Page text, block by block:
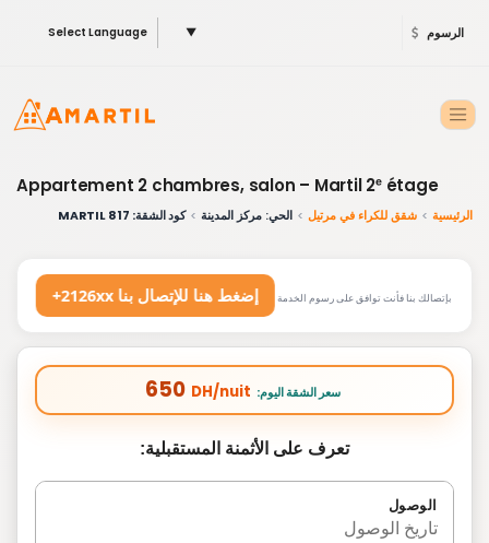
Select Language ▼ الرسوم
Appartement 2 chambres, salon – Martil 2ᵉ étage
الرئيسية شقق للكراء في مرتيل الحي: مركز المدينة كود الشقة: 817 MARTIL
+2126xx إضغط هنا للإتصال بنا بإتصالك بنا فأنت توافق على رسوم الخدمة
650 DH/nuit :سعر الشقة اليوم
تعرف على الأثمنة المستقبلية:
الوصول
تاريخ الوصول